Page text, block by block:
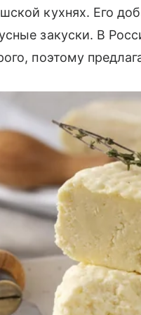
кухнях. Его
закуски. В
поэтому